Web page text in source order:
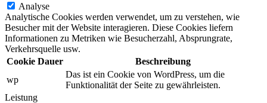
Analyse
Analytische Cookies werden verwendet, um zu verstehen, wie
Besucher mit der Website interagieren. Diese Cookies liefern
Informationen zu Metriken wie Besucherzahl, Absprungrate,
Verkehrsquelle usw.
Cookie Dauer
Beschreibung
wp
Das ist ein Cookie von WordPress, um die
Funktionalität der Seite zu gewährleisten.
Leistung